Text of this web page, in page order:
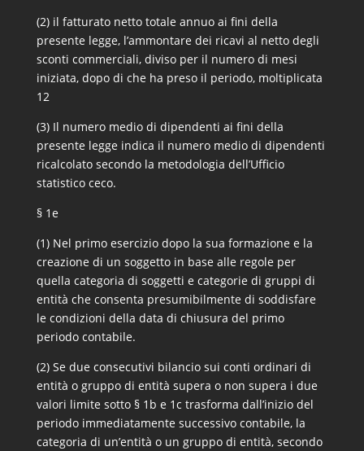
(2) il fatturato netto totale annuo ai fini della
presente legge, l’ammontare dei ricavi al netto degli
sconti commerciali, diviso per il numero di mesi
iniziata, dopo di che ha preso il periodo, moltiplicata
12
(3) Il numero medio di dipendenti ai fini della
presente legge indica il numero medio di dipendenti
ricalcolato secondo la metodologia dell’Ufficio
statistico ceco.
§ 1e
(1) Nel primo esercizio dopo la sua formazione e la
creazione di un soggetto in base alle regole per
quella categoria di soggetti e categorie di gruppi di
entità che consenta presumibilmente di soddisfare
le condizioni della data di chiusura del primo
periodo contabile.
(2) Se due consecutivi bilancio sui conti ordinari di
entità o gruppo di entità supera o non supera i due
valori limite sotto § 1b e 1c trasforma dall’inizio del
periodo immediatamente successivo contabile, la
categoria di un’entità o un gruppo di entità, secondo